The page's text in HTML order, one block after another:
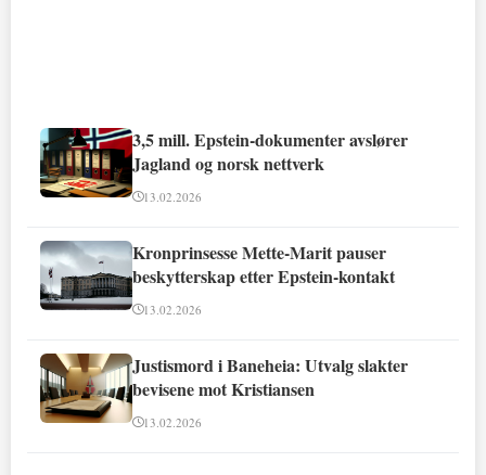
3,5 mill. Epstein-dokumenter avslører
Jagland og norsk nettverk
13.02.2026
Kronprinsesse Mette-Marit pauser
beskytterskap etter Epstein-kontakt
13.02.2026
Justismord i Baneheia: Utvalg slakter
bevisene mot Kristiansen
13.02.2026